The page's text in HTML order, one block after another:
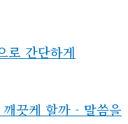
로 간단하게
끗케 할까 - 말씀을